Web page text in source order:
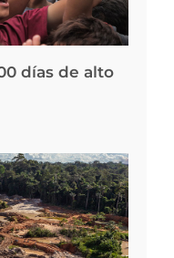
días de alto